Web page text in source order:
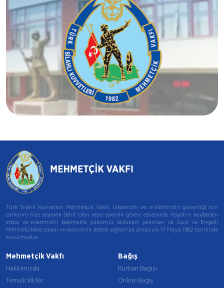
Türk Silahlı Kuvvetleri Mehmetçik Vakfı, ülkemizin ve milletimizin güvenliği için
canlarını hiçe sayarak Şehit olan veya askerlik görevi esnasında hayatını kaybeden
erbaş ve erlerimizin bakmakla yükümlü oldukları yakınları ile Gazi ve Engelli
Mehmetçiklere sosyal ve ekonomik destek sağlamak amacıyla 17 Mayıs 1982 tarihinde
kurulmuştur.
Mehmetçik Vakfı
Hakkımızda
Temsilcilikler
Bağış
Kurban Bağışı
Online Bağış